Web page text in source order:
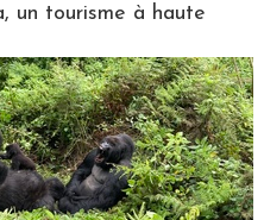
un tourisme à haute